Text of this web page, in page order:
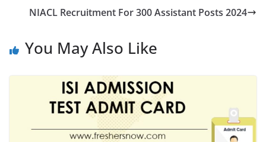
NIACL Recruitment For 300 Assistant Posts 2024
You May Also Like